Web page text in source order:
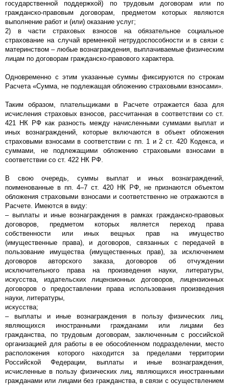
государственной поддержкой) по трудовым договорам или по
гражданско-правовым договорам, предметом которых являются
выполнение работ и (или) оказание услуг;
2) в части страховых взносов на обязательное социальное
страхование на случай временной нетрудоспособности и в связи с
материнством – любые вознаграждения, выплачиваемые физическим
лицам по договорам гражданско-правового характера.
Одновременно с этим указанные суммы фиксируются по строкам
Расчета «Сумма, не подлежащая обложению страховыми взносами».
Таким образом, плательщиками в Расчете отражается база для
исчисления страховых взносов, рассчитанная в соответствии со ст.
421 НК РФ как разность между начисленными суммами выплат и
иных вознаграждений, которые включаются в объект обложения
страховыми взносами в соответствии с пп. 1 и 2 ст. 420 Кодекса, и
суммами, не подлежащими обложению страховыми взносами в
соответствии со ст. 422 НК РФ.
В свою очередь, суммы выплат и иных вознаграждений,
поименованные в пп. 4–7 ст. 420 НК РФ, не признаются объектом
обложения страховыми взносами и соответственно не отражаются в
Расчете. Имеются в виду:
– выплаты и иные вознаграждения в рамках гражданско-правовых
договоров, предметом которых является переход права
собственности или иных вещных прав на имущество
(имущественные права), и договоров, связанных с передачей в
пользование имущества (имущественных прав), за исключением
договоров авторского заказа, договоров об отчуждении
исключительного права на произведения науки, литературы,
искусства, издательских лицензионных договоров, лицензионных
договоров о предоставлении права использования произведения
науки, литературы,
искусства;
– выплаты и иные вознаграждения в пользу физических лиц,
являющихся иностранными гражданами или лицами без
гражданства, по трудовым договорам, заключенным с российской
организацией для работы в ее обособленном подразделении, место
расположения которого находится за пределами территории
Российской Федерации, выплаты и иные вознаграждения,
исчисленные в пользу физических лиц, являющихся иностранными
гражданами или лицами без гражданства, в связи с осуществлением